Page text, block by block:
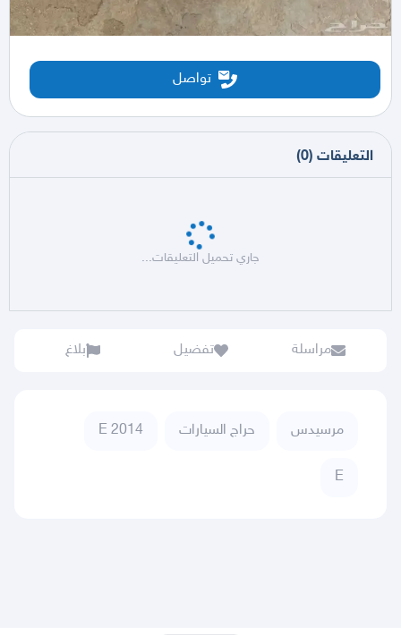
تواصل
التعليقات (
0
)
جاري تحميل التعليقات...
مراسلة تفضيل بلاغ
مرسيدس حراج السيارات E 2014
E